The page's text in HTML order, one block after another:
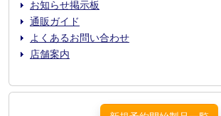
お知らせ掲示板
通販ガイド
よくあるお問い合わせ
店舗案内